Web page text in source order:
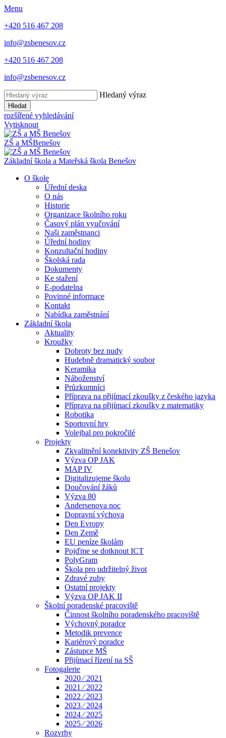
Menu
+420 516 467 208
info@zsbenesov.cz
+420 516 467 208
info@zsbenesov.cz
Hledaný výraz
Hledat
rozšířené vyhledávání
Vytisknout
ZŠ a MŠBenešov
Základní škola a Mateřská škola Benešov
O škole
Úřední deska
O nás
Historie
Organizace školního roku
Časový plán vyučování
Naši zaměstnanci
Úřední hodiny
Konzultační hodiny
Školská rada
Dokumenty
Ke stažení
E-podatelna
Povinné informace
Kontakt
Nabídka zaměstnání
Základní škola
Aktuality
Kroužky
Dobroty bez nudy
Hudebně dramatický soubor
Keramika
Náboženství
Průzkumníci
Příprava na přijímací zkoušky z českého jazyka
Příprava na přijímací zkoušky z matematiky
Robotika
Sportovní hry
Volejbal pro pokročilé
Projekty
Zkvalitnění konektivity ZŠ Benešov
Výzva OP JAK
MAP IV
Digitalizujeme školu
Doučování žáků
Výzva 80
Andersenova noc
Dopravní výchova
Den Evropy
Den Země
EU peníze školám
Pojďme se dotknout ICT
PolyGram
Škola pro udržitelný život
Zdravé zuby
Ostatní projekty
Výzva OP JAK II
Školní poradenské pracoviště
Činnost školního poradenského pracoviště
Výchovný poradce
Metodik prevence
Kariérový poradce
Zástupce MŠ
Přijímací řízení na SŠ
Fotogalerie
2020 ⁄ 2021
2021 ⁄ 2022
2022 ⁄ 2023
2023 ⁄ 2024
2024 ⁄ 2025
2025 ⁄ 2026
Rozvrhy